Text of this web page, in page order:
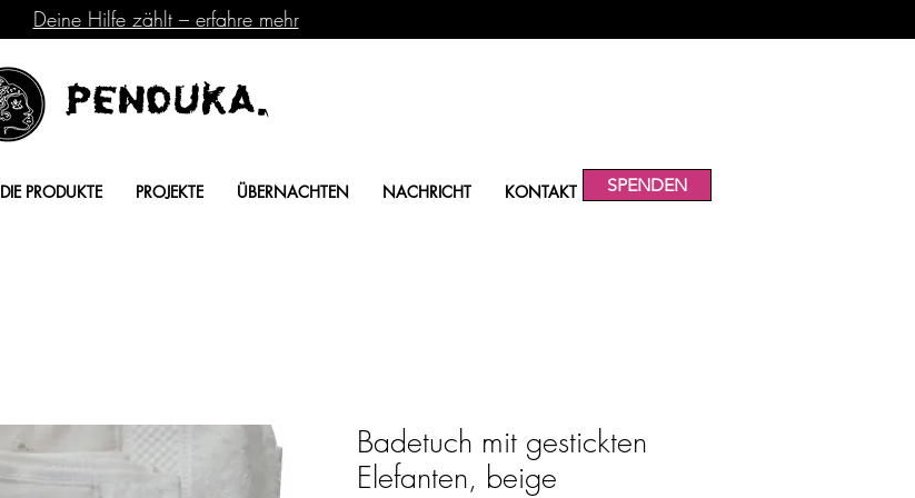
Deine Hilfe zählt – erfahre mehr
Penduka.
DIE PRODUKTE PROJEKTE ÜBERNACHTEN NACHRICHT KONTAKT SPENDEN
Badetuch mit gestickten
Elefanten, beige